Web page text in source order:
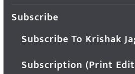
Subscribe
Subscribe To Krishak
Subscription (Print